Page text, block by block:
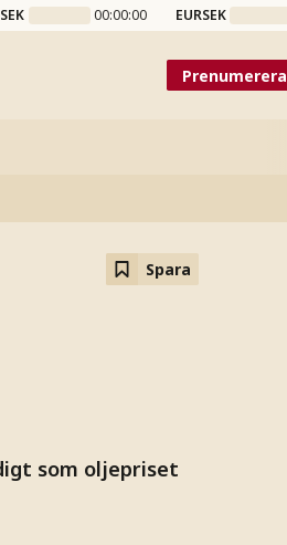
00:00:00 EURSEK
Prenumerera
Spara
som oljepriset